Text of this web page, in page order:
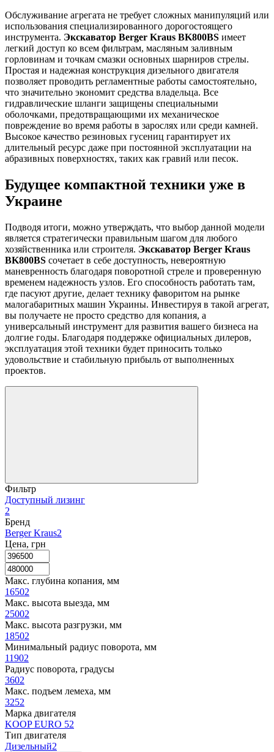
Обслуживание агрегата не требует сложных манипуляций или
использования специализированного дорогостоящего
инструмента. Экскаватор Berger Kraus BK800BS имеет
легкий доступ ко всем фильтрам, масляным заливным
горловинам и точкам смазки основных шарниров стрелы.
Простая и надежная конструкция дизельного двигателя
позволяет проводить регламентные работы самостоятельно,
что значительно экономит средства владельца. Все
гидравлические шланги защищены специальными
оболочками, предотвращающими их механическое
повреждение во время работы в зарослях или среди камней.
Высокое качество резиновых гусениц гарантирует их
длительный ресурс даже при постоянной эксплуатации на
абразивных поверхностях, таких как гравий или песок.
Будущее компактной техники уже в
Украине
Подводя итоги, можно утверждать, что выбор данной модели
является стратегически правильным шагом для любого
хозяйственника или строителя. Экскаватор Berger Kraus
BK800BS сочетает в себе доступность, невероятную
маневренность благодаря поворотной стреле и проверенную
временем надежность узлов. Его способность работать там,
где пасуют другие, делает технику фаворитом на рынке
малогабаритных машин Украины. Инвестируя в такой агрегат,
вы получаете не просто средство для копания, а
универсальный инструмент для развития вашего бизнеса на
долгие годы. Благодаря поддержке официальных дилеров,
эксплуатация этой техники будет приносить только
удовольствие и стабильную прибыль от выполненных
проектов.
Фильтр
Доступный лизинг
2
Бренд
Berger Kraus2
Цена, грн
Макс. глубина копания, мм
16502
Макс. высота выезда, мм
25002
Макс. высота разгрузки, мм
18502
Минимальный радиус поворота, мм
11902
Радиус поворота, градусы
3602
Макс. подъем лемеха, мм
3252
Марка двигателя
KOOP EURO 52
Тип двигателя
Дизельный2